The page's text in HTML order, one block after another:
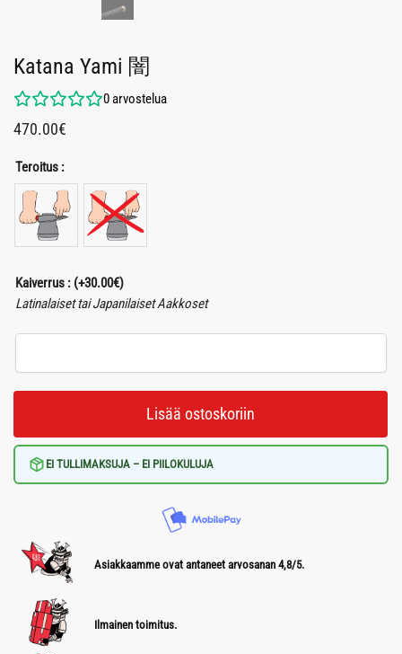
Katana Yami 闇
0arvostelua
470.00€
Teroitus :
Kaiverrus : (+30.00€)
Latinalaiset tai Japanilaiset Aakkoset
Lisää ostoskoriin
EI TULLIMAKSUJA – EI PIILOKULUJA
Asiakkaamme ovat antaneet arvosanan 4,8/5.
Ilmainen toimitus.